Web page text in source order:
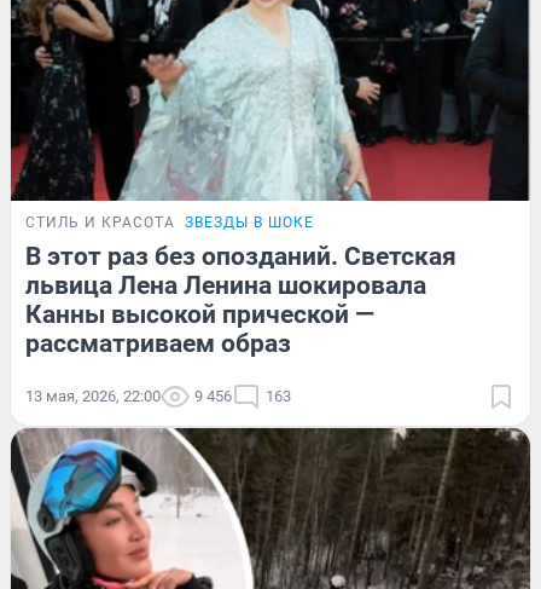
СТИЛЬ И КРАСОТА ЗВЕЗДЫ В ШОКЕ
В этот раз без опозданий. Светская
львица Лена Ленина шокировала
Канны высокой прической —
рассматриваем образ
13 мая, 2026, 22:00 9 456 163